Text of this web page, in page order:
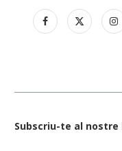
Subscriu-te al